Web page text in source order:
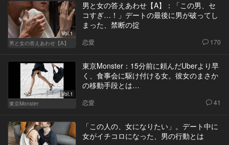
Vol.1
男と女の答えあわせ【A】
男と女の答えあわせ【A】：「この男、セ
コすぎ…！」デートの最後に男が破ってし
まった、禁断の掟
恋愛 170
Vol.1
東京Monster
東京Monster：15分前に頼んだUberより早
く、食事会に駆け付ける女。彼女のまさか
の移動手段とは…
恋愛 41
「この人の、女になりたい」。デート中に
女がイチコロになった、男の行動とは